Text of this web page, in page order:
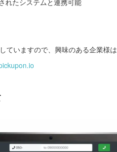
ていますので、興味のある企業様